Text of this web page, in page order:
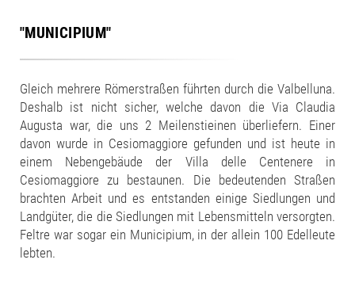
"MUNICIPIUM"
Gleich mehrere Römerstraßen führten durch die Valbelluna.
Deshalb ist nicht sicher, welche davon die Via Claudia
Augusta war, die uns 2 Meilenstieinen überliefern. Einer
davon wurde in Cesiomaggiore gefunden und ist heute in
einem Nebengebäude der Villa delle Centenere in
Cesiomaggiore zu bestaunen. Die bedeutenden Straßen
brachten Arbeit und es entstanden einige Siedlungen und
Landgüter, die die Siedlungen mit Lebensmitteln versorgten.
Feltre war sogar ein Municipium, in der allein 100 Edelleute
lebten.